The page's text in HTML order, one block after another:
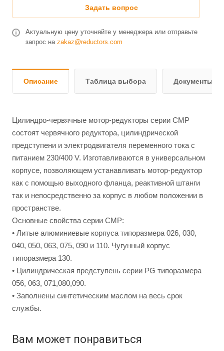
Задать вопрос
Актуальную цену уточняйте у менеджера или отправьте
запрос на zakaz@reductors.com
Описание Таблица выбора Документы и
Цилиндро-червячные мотор-редукторы серии CMP
состоят червячного редуктора, цилиндрической
предступени и электродвигателя переменного тока с
питанием 230/400 V. Изготавливаются в универсальном
корпусе, позволяющем устанавливать мотор-редуктор
как с помощью выходного фланца, реактивной штанги
так и непосредственно за корпус в любом положении в
пространстве.
Основные свойства серии СМP:
• Литые алюминиевые корпуса типоразмера 026, 030,
040, 050, 063, 075, 090 и 110. Чугунный корпус
типоразмера 130.
• Цилиндрическая предступень серии PG типоразмера
056, 063, 071,080,090.
• Заполнены синтетическим маслом на весь срок
службы.
Вам может понравиться